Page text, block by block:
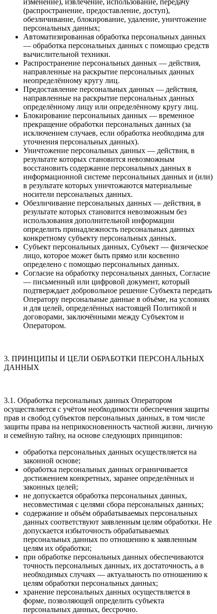
(распространение, предоставление, доступ),
обезличивание, блокирование, удаление, уничтожение
персональных данных;
Автоматизированная обработка персональных данных
— обработка персональных данных с помощью средств
вычислительной техники.
Распространение персональных данных — действия,
направленные на раскрытие персональных данных
неопределённому кругу лиц.
Предоставление персональных данных — действия,
направленные на раскрытие персональных данных
определённому лицу или определённому кругу лиц.
Блокирование персональных данных — временное
прекращение обработки персональных данных (за
исключением случаев, если обработка необходима для
уточнения персональных данных).
Уничтожение персональных данных — действия, в
результате которых становится невозможным
восстановить содержание персональных данных в
информационной системе персональных данных и (или)
в результате которых уничтожаются материальные
носители персональных данных.
Обезличивание персональных данных — действия, в
результате которых становится невозможным без
использования дополнительной информации
определить принадлежность персональных данных
конкретному субъекту персональных данных.
Субъект персональных данных, Субъект — физическое
лицо, которое может быть прямо или косвенно
определено с помощью персональных данных.
Согласие на обработку персональных данных, Согласие
— письменный или цифровой документ, который
подтверждает добровольное решение Субъекта передать
Оператору персональные данные в объёме, на условиях
и для целей, определённых настоящей Политикой и
договорами, заключёнными между Субъектом и
Оператором.
3. ПРИНЦИПЫ И ЦЕЛИ ОБРАБОТКИ ПЕРСОНАЛЬНЫХ
ДАННЫХ
3.1. Обработка персональных данных Оператором
осуществляется с учётом необходимости обеспечения защиты
прав и свобод субъектов персональных данных, в том числе
защиты права на неприкосновенность частной жизни, личную
и семейную тайну, на основе следующих принципов:
обработка персональных данных осуществляется на
законной основе;
обработка персональных данных ограничивается
достижением конкретных, заранее определённых и
законных целей;
не допускается обработка персональных данных,
несовместимая с целями сбора персональных данных;
содержание и объём обрабатываемых персональных
данных соответствуют заявленным целям обработки. Не
допускается избыточность обрабатываемых
персональных данных по отношению к заявленным
целям их обработки;
при обработке персональных данных обеспечиваются
точность персональных данных, их достаточность, а в
необходимых случаях — актуальность по отношению к
целям обработки персональных данных;
хранение персональных данных осуществляется в
форме, позволяющей определить субъекта
персональных данных, бессрочно.